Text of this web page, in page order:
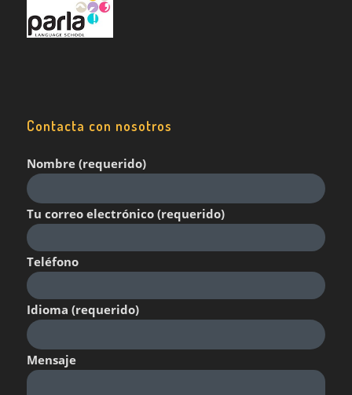
Contacta con nosotros
Nombre (requerido)
Tu correo electrónico (requerido)
Teléfono
Idioma (requerido)
Mensaje